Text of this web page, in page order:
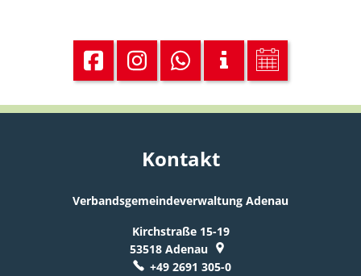
Kontakt
Verbandsgemeindeverwaltung Adenau
Kirchstraße 15-19
53518 Adenau
+49 2691 305-0